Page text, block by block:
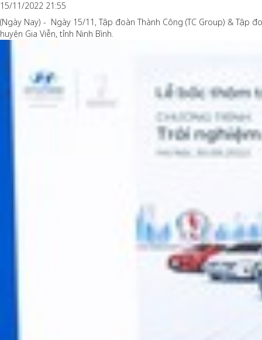
15/11/2022 21:55
(Ngày Nay) - Ngày 15/11, Tập đoàn Thành Công (TC Group) & Tập
huyện Gia Viễn, tỉnh Ninh Bình.